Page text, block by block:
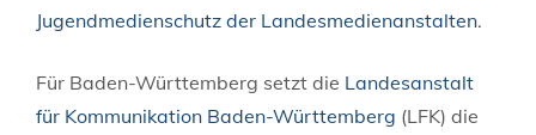
Jugendmedienschutz der Landesmedienanstalten.
Für Baden-Württemberg setzt die Landesanstalt
für Kommunikation Baden-Württemberg (LFK) die